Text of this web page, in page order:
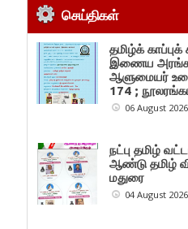
செய்திகள்
தமிழ்க்
இணைய
ஆளுமையர்
174 ;
06 August 2026
நட்பு தமிழ்
ஆண்டு தமிழ்
மதுரை
04 August 2026